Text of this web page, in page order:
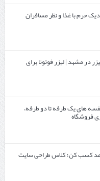
در مشهد | لیزر فوتونا برای
‌های یک‌ طرفه تا دو طرفه،
فروشگاه
کسب کن؛ کلاس طراحی سایت